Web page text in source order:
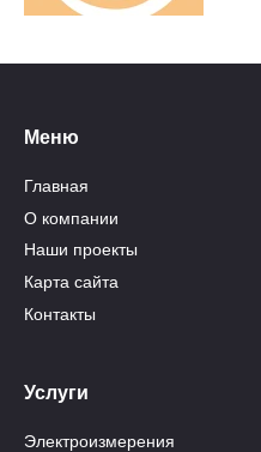
Меню
Главная
О компании
Наши проекты
Карта сайта
Контакты
Услуги
Электроизмерения